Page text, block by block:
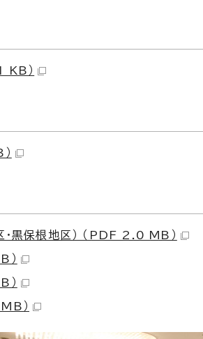
KB）
・黒保根地区） （PDF 2.0 MB）
）
）
）